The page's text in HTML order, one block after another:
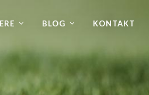
BLOG KONTAKT